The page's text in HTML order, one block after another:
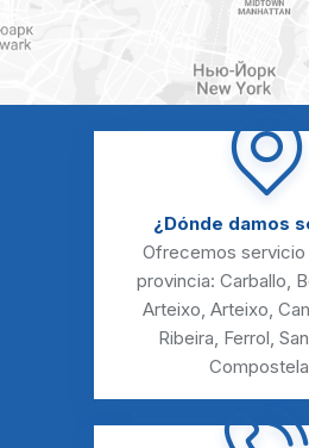
¿Dónde damos
Ofrecemos servicio
provincia: Carballo
Arteixo Arteixo
Ribeira Ferrol
Compostela